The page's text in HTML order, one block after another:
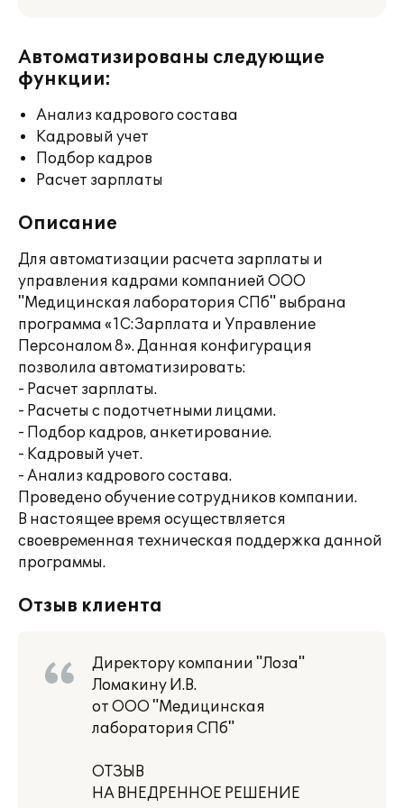
Автоматизированы следующие
функции:
Анализ кадрового состава
Кадровый учет
Подбор кадров
Расчет зарплаты
Описание
Для автоматизации расчета зарплаты и
управления кадрами компанией ООО
"Медицинская лаборатория СПб" выбрана
программа «1С:Зарплата и Управление
Персоналом 8». Данная конфигурация
позволила автоматизировать:
- Расчет зарплаты.
- Расчеты с подотчетными лицами.
- Подбор кадров, анкетирование.
- Кадровый учет.
- Анализ кадрового состава.
Проведено обучение сотрудников компании.
В настоящее время осуществляется
своевременная техническая поддержка данной
программы.
Отзыв клиента
Директору компании "Лоза"
Ломакину И.В.
от ООО "Медицинская
лаборатория СПб"
ОТЗЫВ
НА ВНЕДРЕННОЕ РЕШЕНИЕ